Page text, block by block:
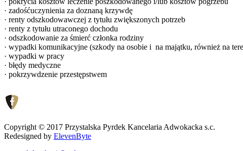
· zadośćuczynienia za doznaną krzywdę
· renty odszkodowawczej z tytułu zwiększonych potrzeb
· renty z tytułu utraconego dochodu
· odszkodowanie za śmierć członka rodziny
· wypadki komunikacyjne (szkody na osobie i na majątku, również na
· wypadki w pracy
· błędy medyczne
· pokrzywdzenie przestępstwem
Copyright © 2017 Przystalska Pyrdek Kancelaria Adwokacka s.c.
Redesigned by ElevenByte